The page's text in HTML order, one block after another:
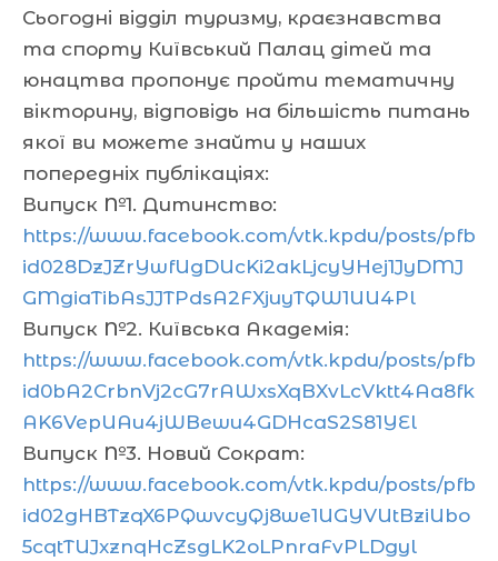
Сьогодні відділ туризму, краєзнавства
та спорту Київський Палац дітей та
юнацтва пропонує пройти тематичну
вікторину, відповідь на більшість питань
якої ви можете знайти у наших
попередніх публікаціях:
Випуск №1. Дитинство:
https://www.facebook.com/vtk.kpdu/posts/pfb
id028DzJZrYwfUgDUcKi2akLjcyYHej1JyDMJ
GMgiaTibAsJJTPdsA2FXjuyTQW1UU4Pl
Випуск №2. Київська Академія:
https://www.facebook.com/vtk.kpdu/posts/pfb
id0bA2CrbnVj2cG7rAWxsXqBXvLcVktt4Aa8fk
AK6VepUAu4jWBewu4GDHcaS2S81YEl
Випуск №3. Новий Сократ:
https://www.facebook.com/vtk.kpdu/posts/pfb
id02gHBTzqX6PQwvcyQj8we1UGYVUtBziUbo
5cqtTUJxznqHcZsgLK2oLPnraFvPLDgyl